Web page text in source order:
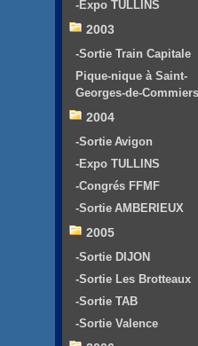
-Expo TULLINS
2003
-Sortie Train Capitale
Pique-nique à Saint-
Georges-de-Commiers
2004
-Sortie Avigon
-Expo TULLINS
-Congrés FFMF
-Sortie AMBERIEUX
2005
-Sortie DIJON
-Sortie Les Brotteaux
-Sortie TAB
-Sortie Valence